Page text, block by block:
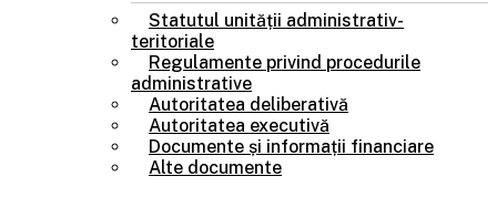
Statutul unității administrativ-
teritoriale
Regulamente privind procedurile
administrative
Autoritatea deliberativă
Autoritatea executivă
Documente și informații financiare
Alte documente